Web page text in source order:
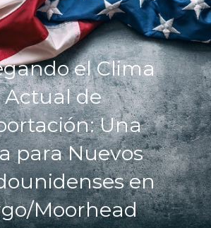
el Clima
Actual de
Una
para Nuevos
en
Moorhead